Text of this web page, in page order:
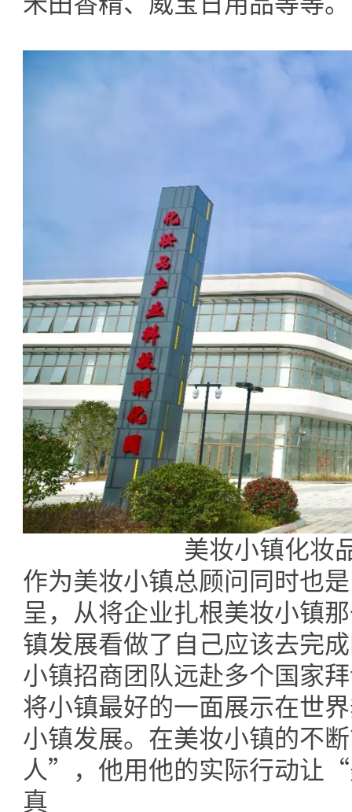
美妆小镇化妆
作为美妆小镇总顾问同时也
呈，从将企业扎根美妆小镇
镇发展看做了自己应该去完
小镇招商团队远赴多个国家
将小镇最好的一面展示在世
小镇发展。在美妆小镇的不
人”，他用他的实际行动让
真